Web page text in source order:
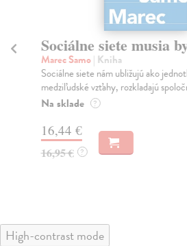
Sociálne siete musia
Marec Samo| Kniha
Sociálne siete nám ubližujú ako
medziľudské vzťahy, rozkladajú
Na sklade ?
16,44 €
16,95 € ?
High-contrast mode